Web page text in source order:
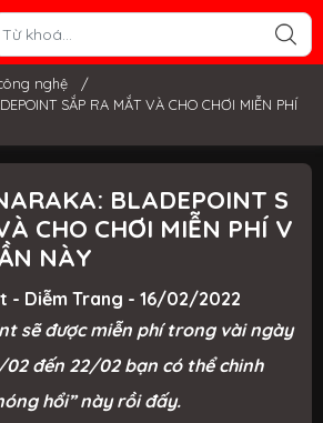
nghệ
/
SẮP RA MẮT VÀ CHO CHƠI MIỄN PHÍ
BLADEPOINT S
CHO CHƠI MIỄN PHÍ V
NÀY
- Diễm Trang - 16/02/2022
sẽ được miễn phí trong vài ngày
đến 22/02 bạn có thể chinh
hổi” này rồi đấy.